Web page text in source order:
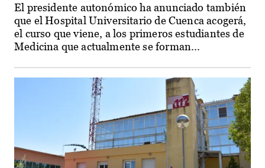
El presidente autonómico ha anunciado también
que el Hospital Universitario de Cuenca acogerá,
el curso que viene, a los primeros estudiantes de
Medicina que actualmente se forman...